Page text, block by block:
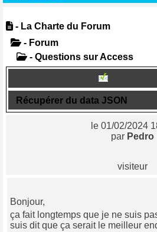
- La Charte du Forum
- Forum
- Questions sur Access
Récupérer du data JSON
le 01/02/2024
par Pedro
visiteur
Bonjour,
ça fait longtemps que je ne suis
suis dit que ça serait le meilleur